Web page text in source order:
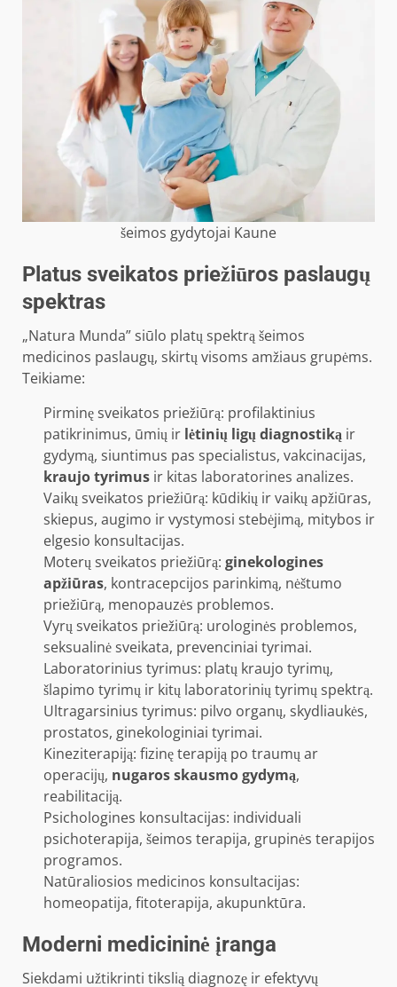
šeimos gydytojai Kaune
Platus sveikatos priežiūros paslaugų
spektras
„Natura Munda” siūlo platų spektrą šeimos
medicinos paslaugų, skirtų visoms amžiaus grupėms.
Teikiame:
Pirminę sveikatos priežiūrą: profilaktinius
patikrinimus, ūmių ir lėtinių ligų diagnostiką ir
gydymą, siuntimus pas specialistus, vakcinacijas,
kraujo tyrimus ir kitas laboratorines analizes.
Vaikų sveikatos priežiūrą: kūdikių ir vaikų apžiūras,
skiepus, augimo ir vystymosi stebėjimą, mitybos ir
elgesio konsultacijas.
Moterų sveikatos priežiūrą: ginekologines
apžiūras, kontracepcijos parinkimą, nėštumo
priežiūrą, menopauzės problemos.
Vyrų sveikatos priežiūrą: urologinės problemos,
seksualinė sveikata, prevenciniai tyrimai.
Laboratorinius tyrimus: platų kraujo tyrimų,
šlapimo tyrimų ir kitų laboratorinių tyrimų spektrą.
Ultragarsinius tyrimus: pilvo organų, skydliaukės,
prostatos, ginekologiniai tyrimai.
Kineziterapiją: fizinę terapiją po traumų ar
operacijų, nugaros skausmo gydymą,
reabilitaciją.
Psichologines konsultacijas: individuali
psichoterapija, šeimos terapija, grupinės terapijos
programos.
Natūraliosios medicinos konsultacijas:
homeopatija, fitoterapija, akupunktūra.
Moderni medicininė įranga
Siekdami užtikrinti tikslią diagnozę ir efektyvų